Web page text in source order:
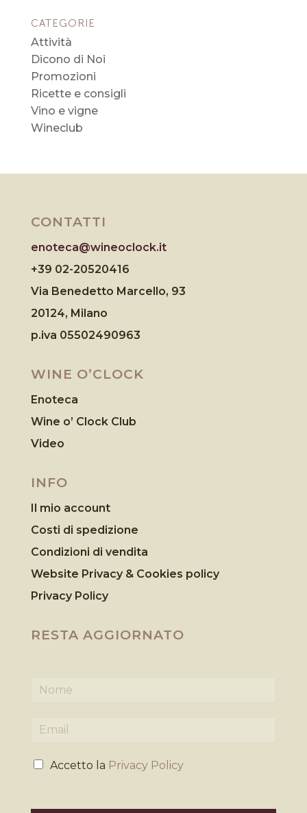
CATEGORIE
Attività
Dicono di Noi
Promozioni
Ricette e consigli
Vino e vigne
Wineclub
CONTATTI
enoteca@wineoclock.it
+39 02-20520416
Via Benedetto Marcello, 93
20124, Milano
p.iva 05502490963
WINE O’CLOCK
Enoteca
Wine o’ Clock Club
Video
INFO
Il mio account
Costi di spedizione
Condizioni di vendita
Website Privacy & Cookies policy
Privacy Policy
RESTA AGGIORNATO
m
iP
Accetto la Privacy Policy